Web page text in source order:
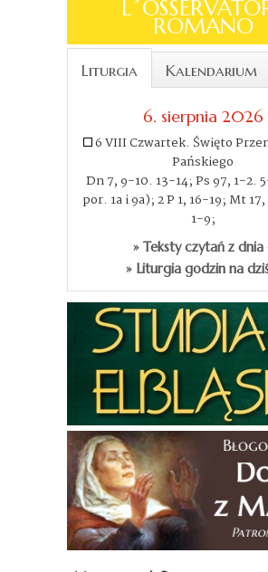
ROMANO
Liturgia Kalendarium
6. sierpnia 2026
6 VIII Czwartek. Święto
Pańskiego
Dn 7, 9-10. 13-14; Ps 97, 1-2.
por. 1a i 9a); 2 P 1, 16-19; Mt
1-9;
» Teksty czytań z dnia
» Liturgia godzin na